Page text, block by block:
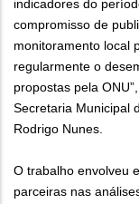
indicadores do
compromisso de
monitoramento local
regularmente o
propostas pela
Secretaria Municipal
Rodrigo Nunes.
O trabalho envolveu
parceiras nas